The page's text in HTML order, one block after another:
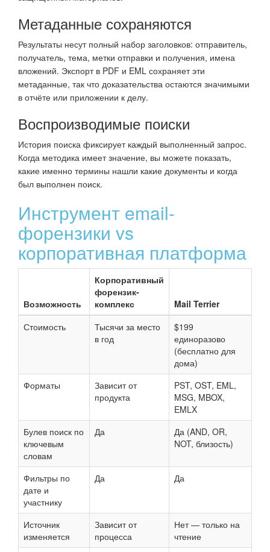
Метаданные сохраняются
Результаты несут полный набор заголовков: отправитель,
получатель, тема, метки отправки и получения, имена
вложений. Экспорт в PDF и EML сохраняет эти
метаданные, так что доказательства остаются значимыми
в отчёте или приложении к делу.
Воспроизводимые поиски
История поиска фиксирует каждый выполненный запрос.
Когда методика имеет значение, вы можете показать,
какие именно термины нашли какие документы и когда
был выполнен поиск.
Инструмент email-
форензики vs
корпоративная платформа
Возможность
Корпоративный
форензик-
комплекс
Mail Terrier
Стоимость
Тысячи за место
в год
$199
единоразово
(бесплатно для
дома)
Форматы
Зависит от
продукта
PST, OST, EML,
MSG, MBOX,
EMLX
Булев поиск по
ключевым
словам
Да
Да (AND, OR,
NOT, близость)
Фильтры по
дате и
участнику
Да Да
Источник
изменяется
Зависит от
процесса
Нет — только на
чтение